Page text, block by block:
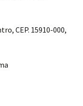
CEP. 15910-000,